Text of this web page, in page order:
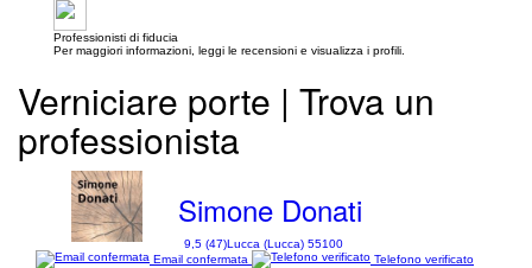
Professionisti di fiducia
Per maggiori informazioni, leggi le recensioni e visualizza i profili.
Verniciare porte | Trova un
professionista
Simone Donati
9,5 (47)Lucca (Lucca) 55100
Email confermata
Telefono verificato